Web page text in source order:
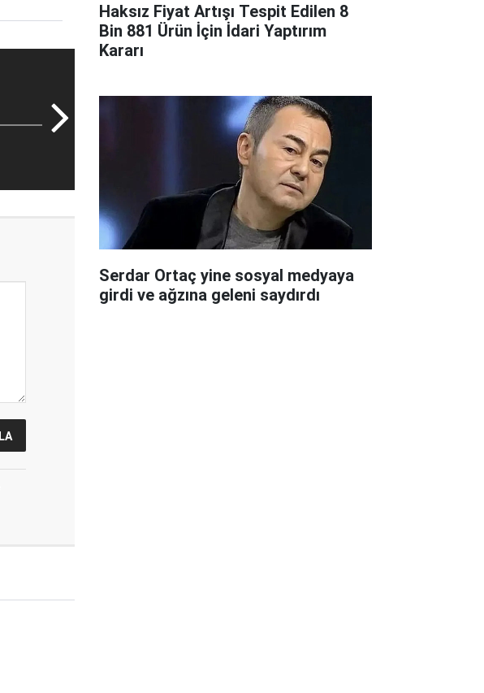
Haksız Fiyat Artışı Tespit Edilen 8
Bin 881 Ürün İçin İdari Yaptırım
Kararı
Serdar Ortaç yine sosyal medyaya
girdi ve ağzına geleni saydırdı